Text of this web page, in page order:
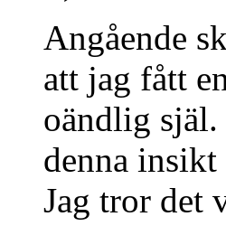
Angående
att jag fått
oändlig
denna
Jag tror det